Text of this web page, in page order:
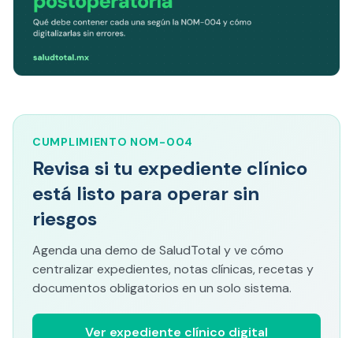
CUMPLIMIENTO NOM-004
Revisa si tu expediente clínico
está listo para operar sin
riesgos
Agenda una demo de SaludTotal y ve cómo
centralizar expedientes, notas clínicas, recetas y
documentos obligatorios en un solo sistema.
Ver expediente clínico digital